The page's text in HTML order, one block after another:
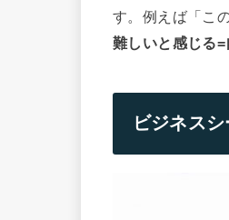
す。例えば「こ
難しいと感じる
ビジネス